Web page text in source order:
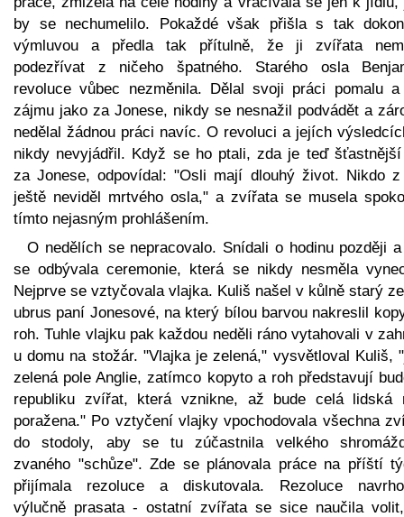
by se nechumelilo. Pokaždé však přišla s tak
výmluvou a předla tak přítulně, že ji zvířata
podezřívat z ničeho špatného. Starého osla
revoluce vůbec nezměnila. Dělal svoji práci pomalu
zájmu jako za Jonese, nikdy se nesnažil podvádět a
nedělal žádnou práci navíc. O revoluci a jejích
nikdy nevyjádřil. Když se ho ptali, zda je teď
za Jonese, odpovídal: "Osli mají dlouhý život. Nikdo
ještě neviděl mrtvého osla," a zvířata se musela
tímto nejasným prohlášením.
O nedělích se nepracovalo. Snídali o hodinu později
se odbývala ceremonie, která se nikdy nesměla
Nejprve se vztyčovala vlajka. Kuliš našel v kůlně starý
ubrus paní Jonesové, na který bílou barvou nakreslil
roh. Tuhle vlajku pak každou neděli ráno vytahovali v
u domu na stožár. "Vlajka je zelená," vysvětloval Kuliš,
zelená pole Anglie, zatímco kopyto a roh představují
republiku zvířat, která vznikne, až bude celá lidská
poražena." Po vztyčení vlajky vpochodovala všechna
do stodoly, aby se tu zúčastnila velkého
zvaného "schůze". Zde se plánovala práce na příští
přijímala rezoluce a diskutovala. Rezoluce
výlučně prasata - ostatní zvířata se sice naučila